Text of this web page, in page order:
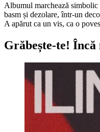
Albumul marchează
basm și dezolare, într-un
A apărut ca un vis, ca o
Grăbește-te! Încă